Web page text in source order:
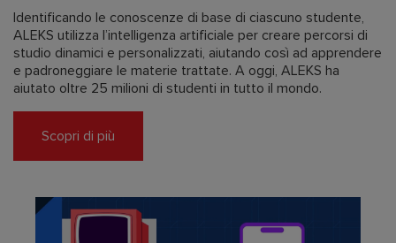
Identificando le conoscenze di base di ciascuno studente,
ALEKS utilizza l’intelligenza artificiale per creare percorsi di
studio dinamici e personalizzati, aiutando così ad apprendere
e padroneggiare le materie trattate. A oggi, ALEKS ha
aiutato oltre 25 milioni di studenti in tutto il mondo.
Scopri di più